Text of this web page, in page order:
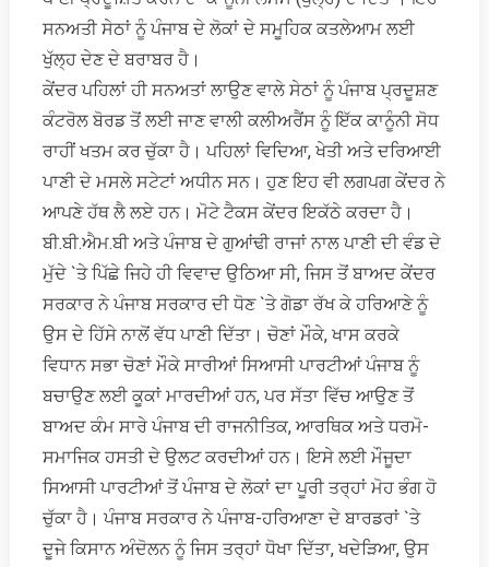
ਸਨਅਤੀ ਸੇਠਾਂ ਨੂੰ ਪੰਜਾਬ ਦੇ ਲੋਕਾਂ ਦੇ ਸਮੂਹਿਕ ਕਤਲੇਆਮ ਲਈ
ਖੁੱਲ੍ਹ ਦੇਣ ਦੇ ਬਰਾਬਰ ਹੈ।
ਕੇਂਦਰ ਪਹਿਲਾਂ ਹੀ ਸਨਅਤਾਂ ਲਾਉਣ ਵਾਲੇ ਸੇਠਾਂ ਨੂੰ ਪੰਜਾਬ ਪ੍ਰਦੂਸ਼ਣ
ਕੰਟਰੋਲ ਬੋਰਡ ਤੋਂ ਲਈ ਜਾਣ ਵਾਲੀ ਕਲੀਅਰੈਂਸ ਨੂੰ ਇੱਕ ਕਾਨੂੰਨੀ ਸੋਧ
ਰਾਹੀਂ ਖਤਮ ਕਰ ਚੁੱਕਾ ਹੈ। ਪਹਿਲਾਂ ਵਿਦਿਆ, ਖੇਤੀ ਅਤੇ ਦਰਿਆਈ
ਪਾਣੀ ਦੇ ਮਸਲੇ ਸਟੇਟਾਂ ਅਧੀਨ ਸਨ। ਹੁਣ ਇਹ ਵੀ ਲਗਪਗ ਕੇਂਦਰ ਨੇ
ਆਪਣੇ ਹੱਥ ਲੈ ਲਏ ਹਨ। ਮੋਟੇ ਟੈਕਸ ਕੇਂਦਰ ਇਕੱਠੇ ਕਰਦਾ ਹੈ।
ਬੀ.ਬੀ.ਐਮ.ਬੀ ਅਤੇ ਪੰਜਾਬ ਦੇ ਗੁਆਂਢੀ ਰਾਜਾਂ ਨਾਲ ਪਾਣੀ ਦੀ ਵੰਡ ਦੇ
ਮੁੱਦੇ `ਤੇ ਪਿੱਛੇ ਜਿਹੇ ਹੀ ਵਿਵਾਦ ਉਠਿਆ ਸੀ, ਜਿਸ ਤੋਂ ਬਾਅਦ ਕੇਂਦਰ
ਸਰਕਾਰ ਨੇ ਪੰਜਾਬ ਸਰਕਾਰ ਦੀ ਧੋਣ `ਤੇ ਗੋਡਾ ਰੱਖ ਕੇ ਹਰਿਆਣੇ ਨੂੰ
ਉਸ ਦੇ ਹਿੱਸੇ ਨਾਲੋਂ ਵੱਧ ਪਾਣੀ ਦਿੱਤਾ। ਚੋਣਾਂ ਮੌਕੇ, ਖਾਸ ਕਰਕੇ
ਵਿਧਾਨ ਸਭਾ ਚੋਣਾਂ ਮੌਕੇ ਸਾਰੀਆਂ ਸਿਆਸੀ ਪਾਰਟੀਆਂ ਪੰਜਾਬ ਨੂੰ
ਬਚਾਉਣ ਲਈ ਕੂਕਾਂ ਮਾਰਦੀਆਂ ਹਨ, ਪਰ ਸੱਤਾ ਵਿੱਚ ਆਉਣ ਤੋਂ
ਬਾਅਦ ਕੰਮ ਸਾਰੇ ਪੰਜਾਬ ਦੀ ਰਾਜਨੀਤਿਕ, ਆਰਥਿਕ ਅਤੇ ਧਰਮੋ-
ਸਮਾਜਿਕ ਹਸਤੀ ਦੇ ਉਲਟ ਕਰਦੀਆਂ ਹਨ। ਇਸੇ ਲਈ ਮੌਜੂਦਾ
ਸਿਆਸੀ ਪਾਰਟੀਆਂ ਤੋਂ ਪੰਜਾਬ ਦੇ ਲੋਕਾਂ ਦਾ ਪੂਰੀ ਤਰ੍ਹਾਂ ਮੋਹ ਭੰਗ ਹੋ
ਚੁੱਕਾ ਹੈ। ਪੰਜਾਬ ਸਰਕਾਰ ਨੇ ਪੰਜਾਬ-ਹਰਿਆਣਾ ਦੇ ਬਾਰਡਰਾਂ `ਤੇ
ਦੂਜੇ ਕਿਸਾਨ ਅੰਦੋਲਨ ਨੂੰ ਜਿਸ ਤਰ੍ਹਾਂ ਧੋਖਾ ਦਿੱਤਾ, ਖਦੇੜਿਆ, ਉਸ